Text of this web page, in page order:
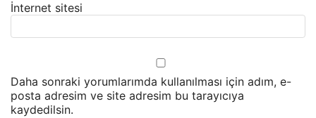
İnternet sitesi
Daha sonraki yorumlarımda kullanılması için adım, e-
posta adresim ve site adresim bu tarayıcıya
kaydedilsin.